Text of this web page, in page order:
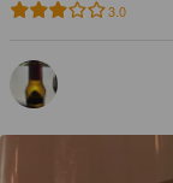
3.0